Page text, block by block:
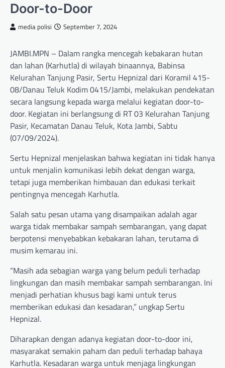
Door-to-Door
media polisi September 7, 2024
JAMBI.MPN – Dalam rangka mencegah kebakaran hutan
dan lahan (Karhutla) di wilayah binaannya, Babinsa
Kelurahan Tanjung Pasir, Sertu Hepnizal dari Koramil 415-
08/Danau Teluk Kodim 0415/Jambi, melakukan pendekatan
secara langsung kepada warga melalui kegiatan door-to-
door. Kegiatan ini berlangsung di RT 03 Kelurahan Tanjung
Pasir, Kecamatan Danau Teluk, Kota Jambi, Sabtu
(07/09/2024).
Sertu Hepnizal menjelaskan bahwa kegiatan ini tidak hanya
untuk menjalin komunikasi lebih dekat dengan warga,
tetapi juga memberikan himbauan dan edukasi terkait
pentingnya mencegah Karhutla.
Salah satu pesan utama yang disampaikan adalah agar
warga tidak membakar sampah sembarangan, yang dapat
berpotensi menyebabkan kebakaran lahan, terutama di
musim kemarau ini.
“Masih ada sebagian warga yang belum peduli terhadap
lingkungan dan masih membakar sampah sembarangan. Ini
menjadi perhatian khusus bagi kami untuk terus
memberikan edukasi dan kesadaran,” ungkap Sertu
Hepnizal.
Diharapkan dengan adanya kegiatan door-to-door ini,
masyarakat semakin paham dan peduli terhadap bahaya
Karhutla. Kesadaran warga untuk menjaga lingkungan